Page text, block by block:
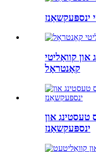
ינספּעקשאַנז
קוואַליטי
קאָנטראָל
און
ינספּעקשאַנז